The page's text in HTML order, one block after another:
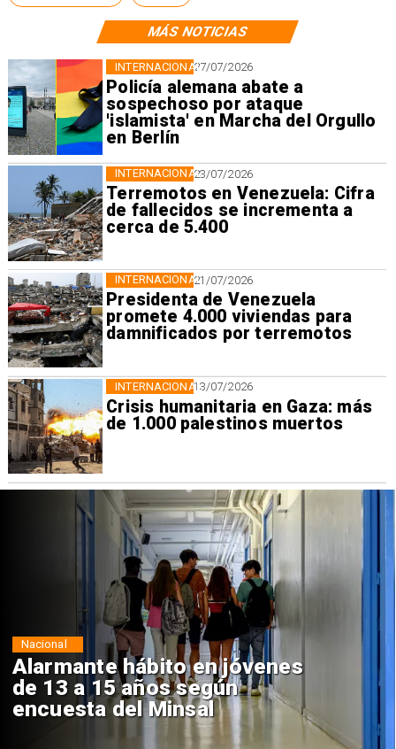
MÁS NOTICIAS
27/07/2026
Policía alemana abate a
sospechoso por ataque
'islamista' en Marcha del Orgullo
en Berlín
INTERNACIONAL
23/07/2026
Terremotos en Venezuela: Cifra
de fallecidos se incrementa a
cerca de 5.400
INTERNACIONAL
21/07/2026
Presidenta de Venezuela
promete 4.000 viviendas para
damnificados por terremotos
INTERNACIONAL
13/07/2026
Crisis humanitaria en Gaza: más
de 1.000 palestinos muertos
INTERNACIONAL
Claudio Bravo baja la euforia
sobre fichaje de Vozinha
Deportes